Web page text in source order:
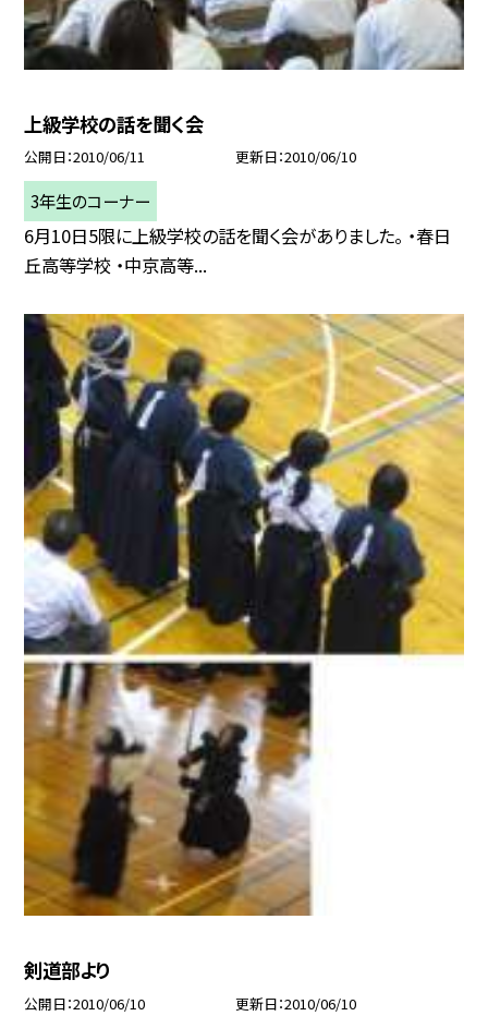
上級学校の話を聞く会
公開日 2010/06/11 更新日 2010/06/10
3年生のコーナー
6月10日5限に上級学校の話を聞く会がありました。 ・春日
丘高等学校 ・中京高等...
剣道部より
公開日 2010/06/10 更新日 2010/06/10